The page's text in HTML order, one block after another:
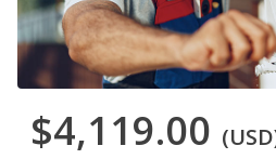
$4,119.00